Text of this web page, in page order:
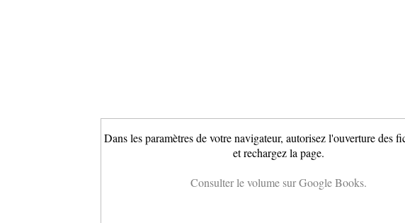
Dans les paramètres de votre navigateur, autorisez l'ouverture des
et rechargez la page.
Consulter le volume sur Google Books.